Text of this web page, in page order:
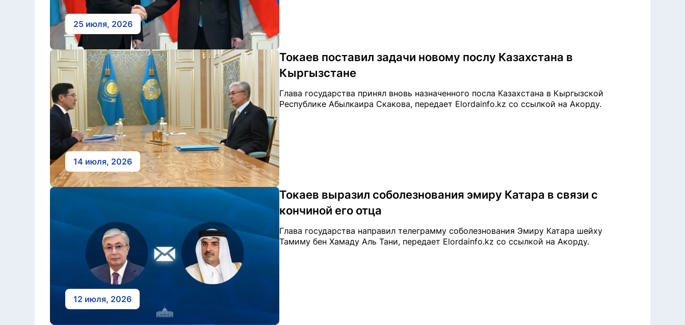
25 июля, 2026
14 июля, 2026
Токаев поставил задачи новому послу Казахстана в
Кыргызстане
Глава государства принял вновь назначенного посла Казахстана в Кыргызской
Республике Абылкаира Скакова, передает Elordainfo.kz со ссылкой на Акорду.
12 июля, 2026
Токаев выразил соболезнования эмиру Катара в связи с
кончиной его отца
Глава государства направил телеграмму соболезнования Эмиру Катара шейху
Тамиму бен Хамаду Аль Тани, передает Elordainfo.kz со ссылкой на Акорду.